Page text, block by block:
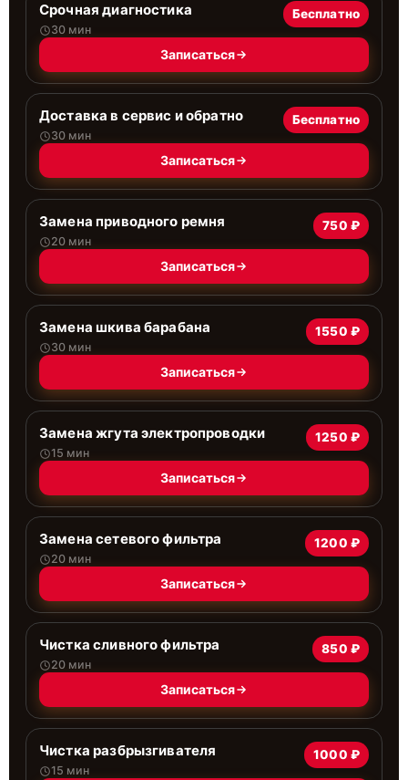
Срочная диагностика
30 мин
Бесплатно
Записаться
Доставка в сервис и обратно
30 мин
Бесплатно
Записаться
Замена приводного ремня
20 мин
750 ₽
Записаться
Замена шкива барабана
30 мин
1550 ₽
Записаться
Замена жгута электропроводки
15 мин
1250 ₽
Записаться
Замена сетевого фильтра
20 мин
1200 ₽
Записаться
Чистка сливного фильтра
20 мин
850 ₽
Записаться
Чистка разбрызгивателя
15 мин
1000 ₽